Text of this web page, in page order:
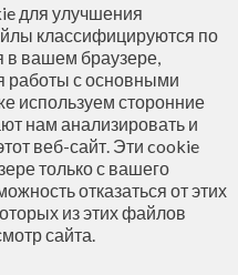
для улучшения
классифицируются по
в вашем браузере,
работы с основными
используем сторонние
нам анализировать и
веб-сайт. Эти cookie
только с вашего
отказаться от этих
из этих файлов
сайта.